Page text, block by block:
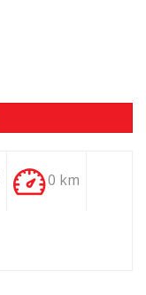
0 km